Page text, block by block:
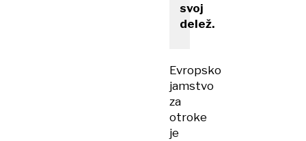
svoj
delež.
Evropsko
jamstvo
za
otroke
je